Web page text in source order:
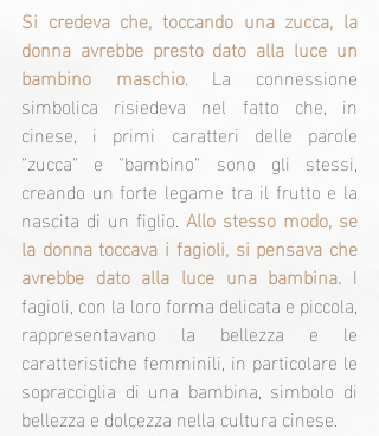
Si credeva che, toccando una zucca, la
donna avrebbe presto dato alla luce un
bambino maschio. La connessione
simbolica risiedeva nel fatto che, in
cinese, i primi caratteri delle parole
"zucca" e "bambino" sono gli stessi,
creando un forte legame tra il frutto e la
nascita di un figlio. Allo stesso modo, se
la donna toccava i fagioli, si pensava che
avrebbe dato alla luce una bambina. I
fagioli, con la loro forma delicata e piccola,
rappresentavano la bellezza e le
caratteristiche femminili, in particolare le
sopracciglia di una bambina, simbolo di
bellezza e dolcezza nella cultura cinese.